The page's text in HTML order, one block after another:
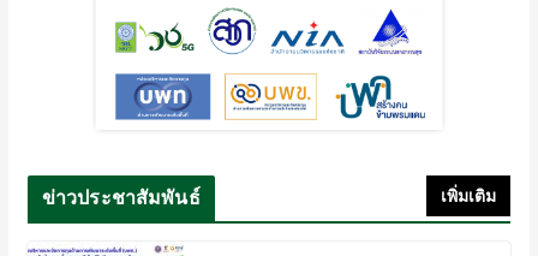
ข่าวประชาสัมพันธ์ เพิ่มเติม